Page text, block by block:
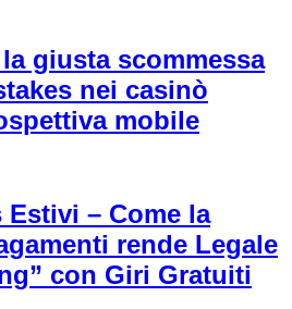
giusta scommessa
nei casinò
mobile
– Come la
rende Legale
con Giri Gratuiti